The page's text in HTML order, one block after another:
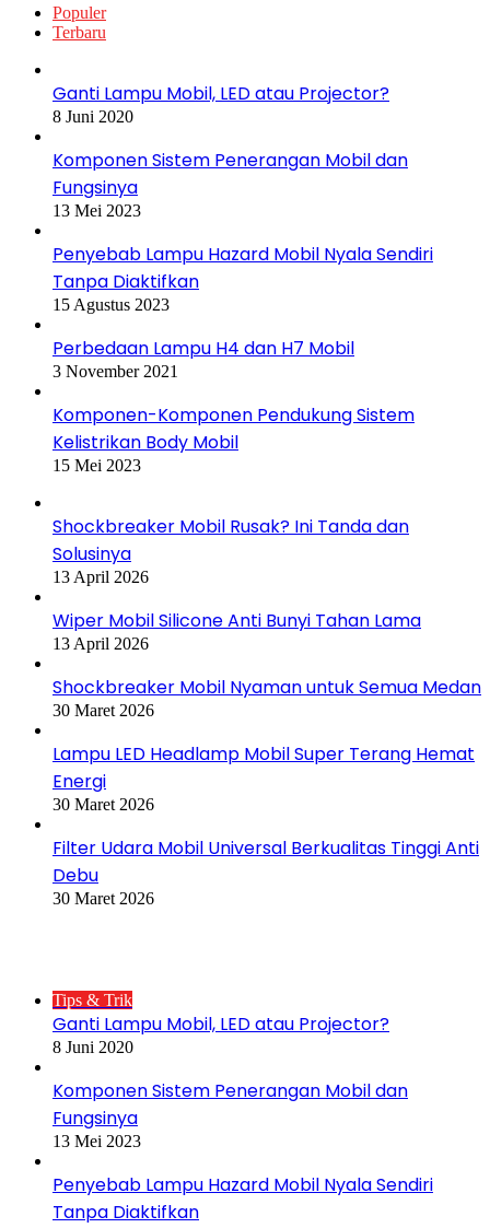
Populer
Terbaru
Ganti Lampu Mobil, LED atau Projector?
8 Juni 2020
Komponen Sistem Penerangan Mobil dan
Fungsinya
13 Mei 2023
Penyebab Lampu Hazard Mobil Nyala Sendiri
Tanpa Diaktifkan
15 Agustus 2023
Perbedaan Lampu H4 dan H7 Mobil
3 November 2021
Komponen-Komponen Pendukung Sistem
Kelistrikan Body Mobil
15 Mei 2023
Shockbreaker Mobil Rusak? Ini Tanda dan
Solusinya
13 April 2026
Wiper Mobil Silicone Anti Bunyi Tahan Lama
13 April 2026
Shockbreaker Mobil Nyaman untuk Semua Medan
30 Maret 2026
Lampu LED Headlamp Mobil Super Terang Hemat
Energi
30 Maret 2026
Filter Udara Mobil Universal Berkualitas Tinggi Anti
Debu
30 Maret 2026
Tips & Trik
Ganti Lampu Mobil, LED atau Projector?
8 Juni 2020
Komponen Sistem Penerangan Mobil dan
Fungsinya
13 Mei 2023
Penyebab Lampu Hazard Mobil Nyala Sendiri
Tanpa Diaktifkan